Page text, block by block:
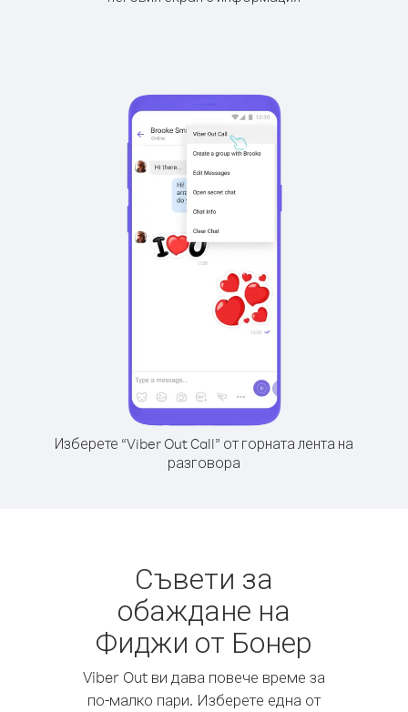
Изберете “Viber Out Call” от горната лента на
разговора
Съвети за
обаждане на
Фиджи от Бонер
Viber Out ви дава повече време за
по-малко пари. Изберете една от